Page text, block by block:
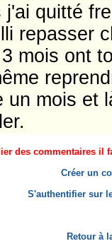
j'ai quitté
repasser
mois ont
un mois et
des commentaires il
Créer un
S'authentifier sur
Retour à